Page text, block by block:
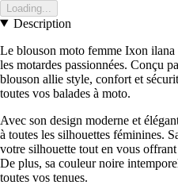
Loading...
Description
Le blouson moto femme Ixon
les motardes passionnées. Conçu
blouson allie style, confort et
toutes vos balades à moto.
Avec son design moderne et
à toutes les silhouettes féminines.
votre silhouette tout en vous
De plus, sa couleur noire
toutes vos tenues.